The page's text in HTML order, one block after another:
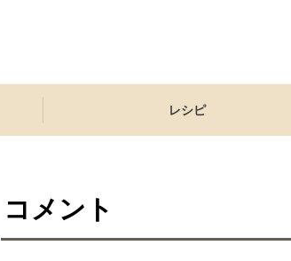
レシピ
コメント